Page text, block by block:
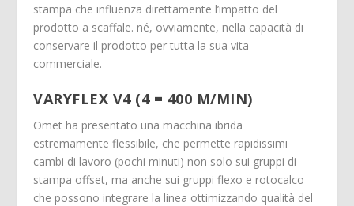
stampa che influenza direttamente l’impatto del
prodotto a scaffale. né, ovviamente, nella capacità di
conservare il prodotto per tutta la sua vita
commerciale.
VARYFLEX V4 (4 = 400 M/MIN)
Omet ha presentato una macchina ibrida
estremamente flessibile, che permette rapidissimi
cambi di lavoro (pochi minuti) non solo sui gruppi di
stampa offset, ma anche sui gruppi flexo e rotocalco
che possono integrare la linea ottimizzando qualità del